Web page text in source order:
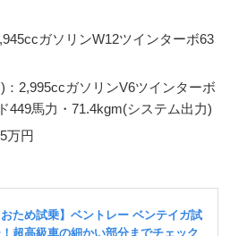
ガソリンW12ツインターボ63
)：2,995ccガソリンV6ツインターボ
449馬力・71.4kgm(システム出力)
万円